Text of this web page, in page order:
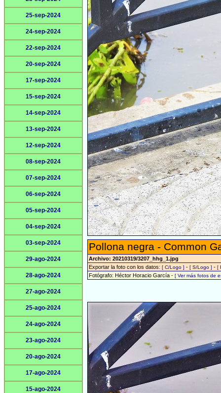
25-sep-2024
24-sep-2024
22-sep-2024
20-sep-2024
17-sep-2024
15-sep-2024
14-sep-2024
13-sep-2024
12-sep-2024
08-sep-2024
07-sep-2024
06-sep-2024
05-sep-2024
04-sep-2024
03-sep-2024
29-ago-2024
28-ago-2024
27-ago-2024
25-ago-2024
24-ago-2024
23-ago-2024
20-ago-2024
17-ago-2024
15-ago-2024
Pollona negra - Common
Archivo: 20210319/3207_hhg_1.jpg
Exportar la foto con los datos: [ C/Logo ] - [ S/Logo ] - [
Fotógrafo: Héctor Horacio García - [ Ver más fotos de